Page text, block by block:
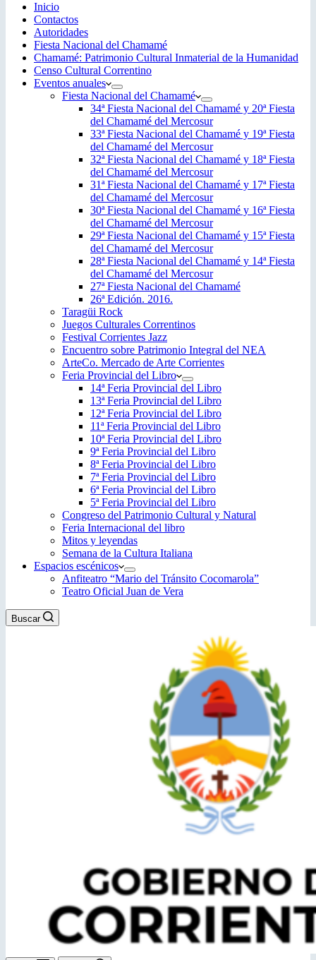
Inicio
Contactos
Autoridades
Fiesta Nacional del Chamamé
Chamamé: Patrimonio Cultural Inmaterial de la Humanidad
Censo Cultural Correntino
Eventos anuales
Fiesta Nacional del Chamamé
34ª Fiesta Nacional del Chamamé y 20ª Fiesta
del Chamamé del Mercosur
33ª Fiesta Nacional del Chamamé y 19ª Fiesta
del Chamamé del Mercosur
32ª Fiesta Nacional del Chamamé y 18ª Fiesta
del Chamamé del Mercosur
31ª Fiesta Nacional del Chamamé y 17ª Fiesta
del Chamamé del Mercosur
30ª Fiesta Nacional del Chamamé y 16ª Fiesta
del Chamamé del Mercosur
29ª Fiesta Nacional del Chamamé y 15ª Fiesta
del Chamamé del Mercosur
28ª Fiesta Nacional del Chamamé y 14ª Fiesta
del Chamamé del Mercosur
27ª Fiesta Nacional del Chamamé
26ª Edición. 2016.
Taragüi Rock
Juegos Culturales Correntinos
Festival Corrientes Jazz
Encuentro sobre Patrimonio Integral del NEA
ArteCo. Mercado de Arte Corrientes
Feria Provincial del Libro
14ª Feria Provincial del Libro
13ª Feria Provincial del Libro
12ª Feria Provincial del Libro
11ª Feria Provincial del Libro
10ª Feria Provincial del Libro
9ª Feria Provincial del Libro
8ª Feria Provincial del Libro
7ª Feria Provincial del Libro
6ª Feria Provincial del Libro
5ª Feria Provincial del Libro
Congreso del Patrimonio Cultural y Natural
Feria Internacional del libro
Mitos y leyendas
Semana de la Cultura Italiana
Espacios escénicos
Anfiteatro “Mario del Tránsito Cocomarola”
Teatro Oficial Juan de Vera
Buscar